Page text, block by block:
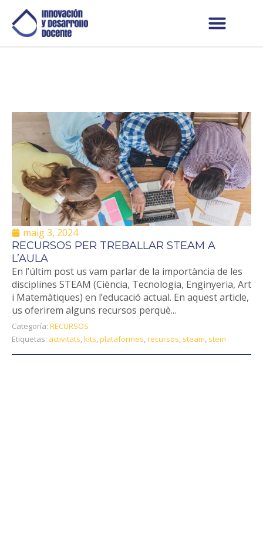
maig 3, 2024
RECURSOS PER TREBALLAR STEAM A
L’AULA
En l’últim post us vam parlar de la importància de les
disciplines STEAM (Ciència, Tecnologia, Enginyeria, Art
i Matemàtiques) en l’educació actual. En aquest article,
us oferirem alguns recursos perquè...
Categoría: RECURSOS
Etiquetas: activitats,kits,plataformes,recursos, steam, stem